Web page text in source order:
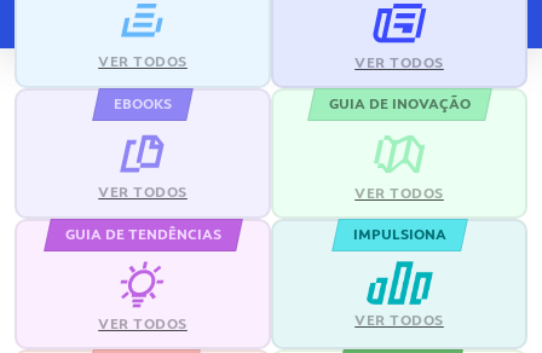
VER TODOS VER TODOS
EBOOKS
VER TODOS
GUIA DE INOVAÇÃO
VER TODOS
GUIA DE TENDÊNCIAS
VER TODOS
IMPULSIONA
VER TODOS